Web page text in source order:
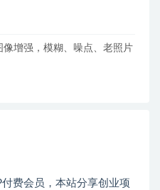
增强，模糊、噪点、老照片
费会员，本站分享创业项